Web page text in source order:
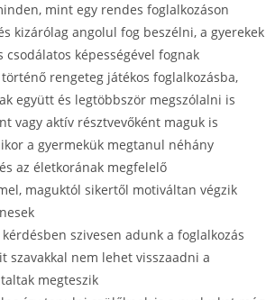
mint egy rendes foglalkozáson
kizárólag angolul fog beszélni, a gyerekek
képességével fognak
rengeteg játékos foglalkozásba,
együtt és legtöbbször megszólalni is
vagy aktív résztvevőként maguk is
a gyermekük megtanul néhány
az életkorának megfelelő
maguktól sikertől motiváltan végzik
szivesen adunk a foglalkozás
szavakkal nem lehet visszaadni a
megteszik